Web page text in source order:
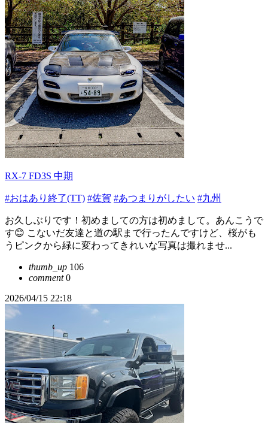
RX-7 FD3S 中期
#おはあり終了(TT) #佐賀 #あつまりがしたい #九州
お久しぶりです！初めましての方は初めまして。あんこうで
す😊 こないだ友達と道の駅まで行ったんですけど、桜がも
うピンクから緑に変わってきれいな写真は撮れませ...
thumb_up 106
comment0
2026/04/15 22:18